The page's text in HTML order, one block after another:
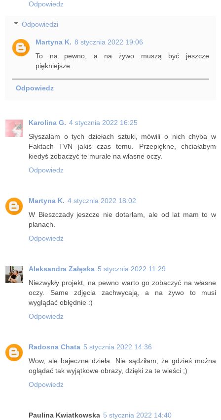
Odpowiedz
Odpowiedzi
Martyna K. 8 stycznia 2022 19:06
To na pewno, a na żywo muszą być jeszcze
piękniejsze.
Odpowiedz
Karolina G. 4 stycznia 2022 16:25
Słyszałam o tych dziełach sztuki, mówili o nich chyba w
Faktach TVN jakiś czas temu. Przepiękne, chciałabym
kiedyś zobaczyć te murale na własne oczy.
Odpowiedz
Martyna K. 4 stycznia 2022 18:02
W Bieszczady jeszcze nie dotarłam, ale od lat mam to w
planach.
Odpowiedz
Aleksandra Załęska 5 stycznia 2022 11:29
Niezwykły projekt, na pewno warto go zobaczyć na własne
oczy. Same zdjęcia zachwycają, a na żywo to musi
wyglądać obłędnie :)
Odpowiedz
Radosna Chata 5 stycznia 2022 14:36
Wow, ale bajeczne dzieła. Nie sądziłam, że gdzieś można
oglądać tak wyjątkowe obrazy, dzięki za te wieści ;)
Odpowiedz
Paulina Kwiatkowska 5 stycznia 2022 14:40